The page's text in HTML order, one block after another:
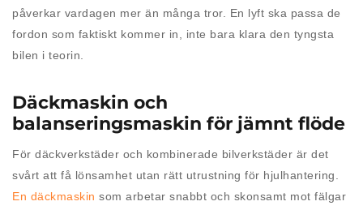
påverkar vardagen mer än många tror. En lyft ska passa de
fordon som faktiskt kommer in, inte bara klara den tyngsta
bilen i teorin.
Däckmaskin och
balanseringsmaskin för jämnt flöde
För däckverkstäder och kombinerade bilverkstäder är det
svårt att få lönsamhet utan rätt utrustning för hjulhantering.
En däckmaskin som arbetar snabbt och skonsamt mot fälgar